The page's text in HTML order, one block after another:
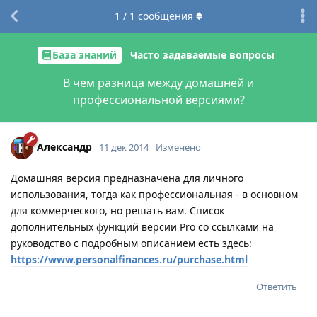
База знаний Часто задаваемые вопросы
В чем разница между домашней и
профессиональной версиями?
1 / 1 сообщения
Александр 11 дек 2014 Изменено
Домашняя версия предназначена для личного
использования, тогда как профессиональная - в основном
для коммерческого, но решать вам. Список
дополнительных функций версии Pro со ссылками на
руководство с подробным описанием есть здесь:
https://www.personalfinances.ru/purchase.html
Ответить